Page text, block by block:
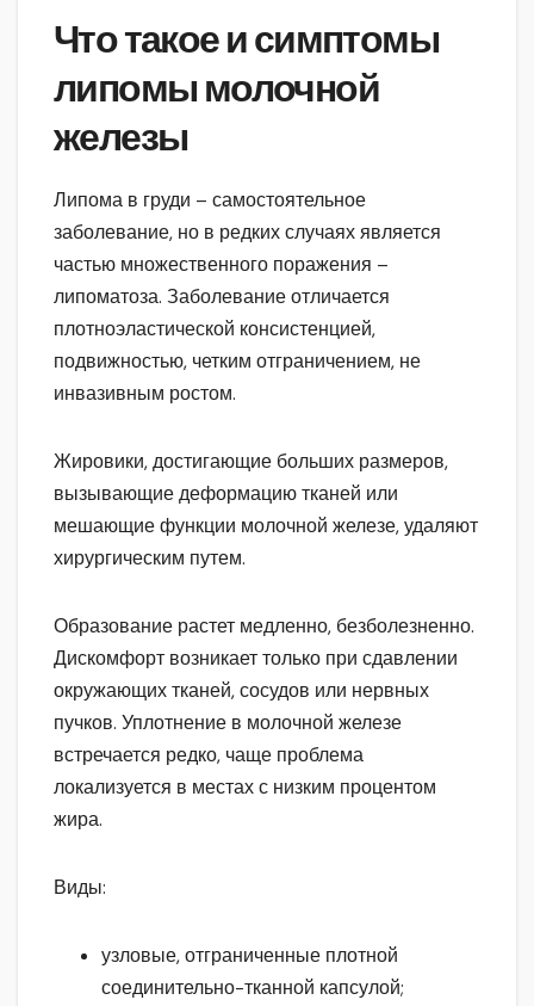
Что такое и симптомы
липомы молочной
железы
Липома в груди – самостоятельное
заболевание, но в редких случаях является
частью множественного поражения –
липоматоза. Заболевание отличается
плотноэластической консистенцией,
подвижностью, четким отграничением, не
инвазивным ростом.
Жировики, достигающие больших размеров,
вызывающие деформацию тканей или
мешающие функции молочной железе, удаляют
хирургическим путем.
Образование растет медленно, безболезненно.
Дискомфорт возникает только при сдавлении
окружающих тканей, сосудов или нервных
пучков. Уплотнение в молочной железе
встречается редко, чаще проблема
локализуется в местах с низким процентом
жира.
Виды:
узловые, отграниченные плотной
соединительно-тканной капсулой;